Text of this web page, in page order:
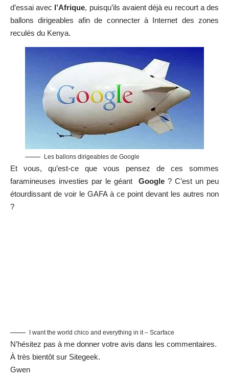
d’essai avec l’Afrique, puisqu’ils avaient déjà eu recourt a des
ballons dirigeables afin de connecter à Internet des zones
reculés du Kenya.
Les ballons dirigeables de Google
Et vous, qu’est-ce que vous pensez de ces sommes
faramineuses investies par le géant Google ? C’est un peu
étourdissant de voir le GAFAà ce point devant les autres non
?
I want the world chico and everything in it – Scarface
N’hésitez pas à me donner votre avis dans les commentaires.
À très bientôt sur Sitegeek.
Gwen